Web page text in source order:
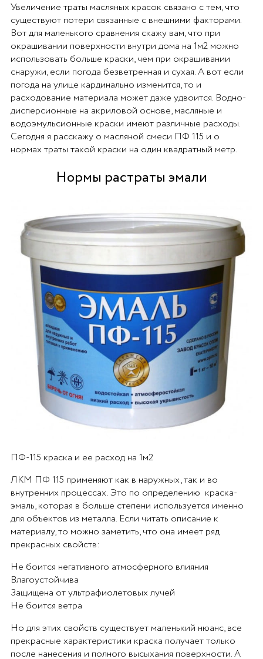
Увеличение траты масляных красок связано с тем, что
существуют потери связанные с внешними факторами.
Вот для маленького сравнения скажу вам, что при
окрашивании поверхности внутри дома на 1м2 можно
использовать больше краски, чем при окрашивании
снаружи, если погода безветренная и сухая. А вот если
погода на улице кардинально изменится, то и
расходование материала может даже удвоится. Водно-
дисперсионные на акриловой основе, масляные и
водоэмульсионные краски имеют различные расходы.
Сегодня я расскажу о масляной смеси ПФ 115 и о
нормах траты такой краски на один квадратный метр.
Нормы растраты эмали
ПФ-115 краска и ее расход на 1м2
ЛКМ ПФ 115 применяют как в наружных, так и во
внутренних процессах. Это по определению краска-
эмаль, которая в больше степени используется именно
для объектов из металла. Если читать описание к
материалу, то можно заметить, что она имеет ряд
прекрасных свойств:
Не боится негативного атмосферного влияния
Влагоустойчива
Защищена от ультрафиолетовых лучей
Не боится ветра
Но для этих свойств существует маленький нюанс, все
прекрасные характеристики краска получает только
после нанесения и полного высыхания поверхности. А